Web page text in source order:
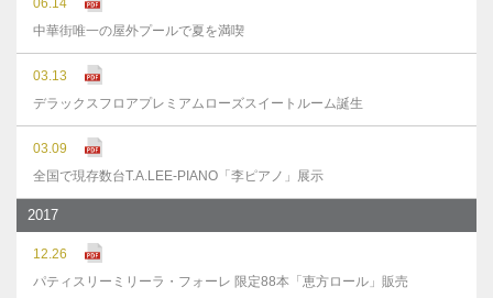
06.14
中華街唯一の屋外プールで夏を満喫
03.13
デラックスフロアプレミアムローズスイートルーム誕生
03.09
全国で現存数台T.A.LEE-PIANO「李ピアノ」展示
2017
12.26
パティスリーミリーラ・フォーレ 限定88本「恵方ロール」販売